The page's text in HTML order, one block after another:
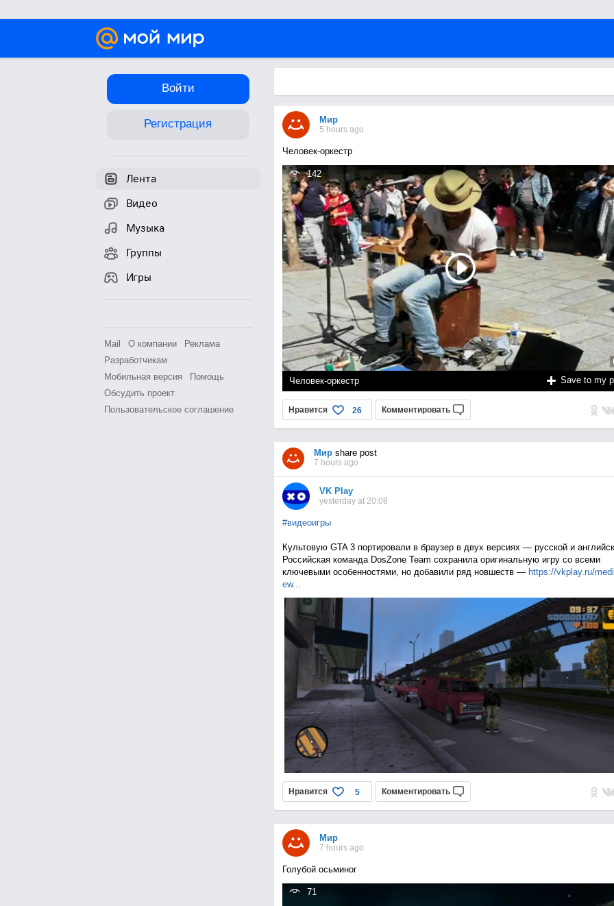
Войти
Регистрация
Лента
Видео
Музыка
Группы
Игры
Mail О компании
Реклама
Разработчикам
Мобильная версия
Помощь
Обсудить проект
Пользовательское соглашение
Мир
5 hours ago
Человек-оркестр
142
Человек-оркестр Save to my
Нравится 26 Комментировать
Мирshare post
7 hours ago
VK Play
yesterday at 20:08
#видеоигры
Культовую GTA 3 портировали в браузер в двух версиях — русской и
Российская команда DosZone Team сохранила оригинальную игру со всеми
ключевыми особенностями, но добавили ряд новшеств — https://vkplay.ru/
ew...
Нравится 5 Комментировать
Мир
7 hours ago
Голубой осьминог
71